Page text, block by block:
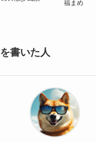
福まめ
書いた人